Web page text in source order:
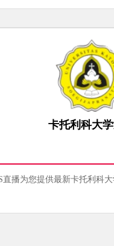
卡托利科大
播为您提供最新卡托利科